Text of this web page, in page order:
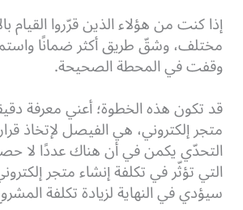
إذا كنت من هؤلاء الذين قرّروا القيام
مختلف، وشقّ طريق أكثر ضمانًا
وقفت في المحطة الصحيحة.
قد تكون هذه الخطوة؛ أعني معرفة
متجر إلكتروني، هي الفيصل لإتخاذ
التحدّي يكمن في أن هناك عددًا لا
التي تؤثّر في تكلفة إنشاء متجر
سيؤدي في النهاية لزيادة تكلفة